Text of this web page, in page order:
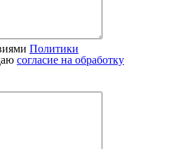
Политики
согласие на обработку